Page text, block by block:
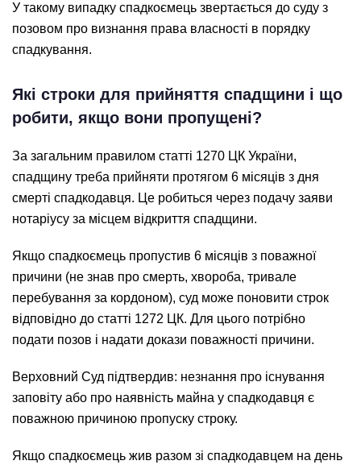
У такому випадку спадкоємець звертається до суду з
позовом про визнання права власності в порядку
спадкування.
Які строки для прийняття спадщини і що
робити, якщо вони пропущені?
За загальним правилом статті 1270 ЦК України,
спадщину треба прийняти протягом 6 місяців з дня
смерті спадкодавця. Це робиться через подачу заяви
нотаріусу за місцем відкриття спадщини.
Якщо спадкоємець пропустив 6 місяців з поважної
причини (не знав про смерть, хвороба, тривале
перебування за кордоном), суд може поновити строк
відповідно до статті 1272 ЦК. Для цього потрібно
подати позов і надати докази поважності причини.
Верховний Суд підтвердив: незнання про існування
заповіту або про наявність майна у спадкодавця є
поважною причиною пропуску строку.
Якщо спадкоємець жив разом зі спадкодавцем на день